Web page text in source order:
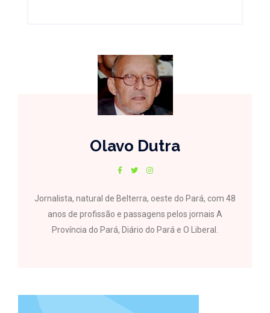
Olavo Dutra
Jornalista, natural de Belterra, oeste do Pará, com 48
anos de profissão e passagens pelos jornais A
Província do Pará, Diário do Pará e O Liberal.